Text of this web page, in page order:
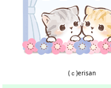
(ｃ)erisan